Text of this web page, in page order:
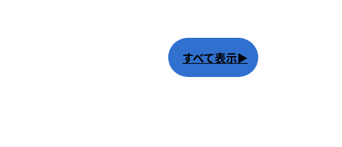
すべて表示